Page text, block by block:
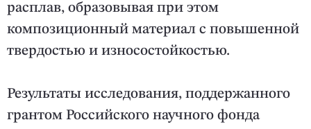
расплав, образовывая при этом
композиционный материал с повышенной
твердостью и износостойкостью.
Результаты исследования, поддержанного
грантом Российского научного фонда